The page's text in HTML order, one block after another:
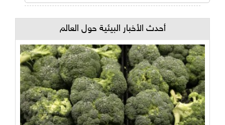
أحدث الأخبار البيئية حول العالم